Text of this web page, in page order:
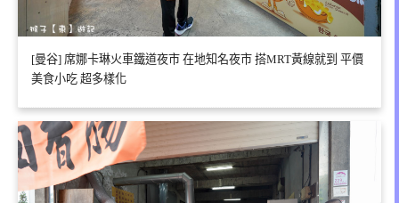
[曼谷] 席娜卡琳火車鐵道夜市 在地知名夜市 搭MRT黃線就到 平價
美食小吃 超多樣化